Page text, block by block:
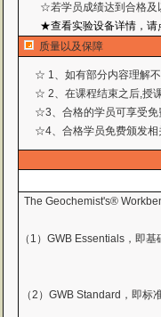
☆若学员成绩达到合格及
★查看实验设备详情，
质量以及保障
☆ 1、如有部分内容理解不
☆ 2、在课程结束之后,授课
☆3、合格的学员可享受免
☆4、合格学员免费颁发相
The Geochemist's®
（1）GWB Essentials，即
（2）GWB Standard，即